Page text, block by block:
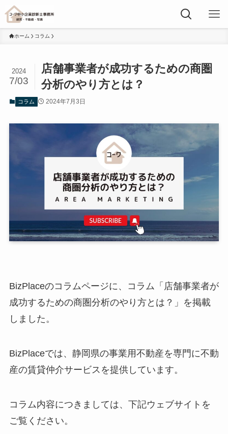
ホーム コラム
店舗事業者が成功するための商圏
分析のやり方とは？
2024
7/03
コラム 2024年7月3日
BizPlaceのコラムページに、コラム「店舗事業者が
成功するための商圏分析のやり方とは？」を掲載
しました。
BizPlaceでは、静岡県の事業用不動産を専門に不動
産の賃貸仲介サービスを提供しています。
コラム内容につきましては、下記ウェブサイトを
ご覧ください。